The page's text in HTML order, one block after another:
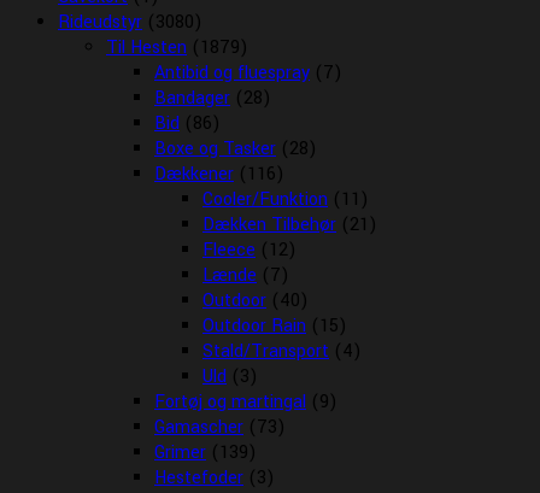
Rideudstyr (3080)
Til Hesten (1879)
Antibid og fluespray (7)
Bandager (28)
Bid (86)
Boxe og Tasker (28)
Dækkener (116)
Cooler/Funktion (11)
Dækken Tilbehør (21)
Fleece (12)
Lænde (7)
Outdoor (40)
Outdoor Rain (15)
Stald/Transport (4)
Uld (3)
Fortøj og martingal (9)
Gamascher (73)
Grimer (139)
Hestefoder (3)